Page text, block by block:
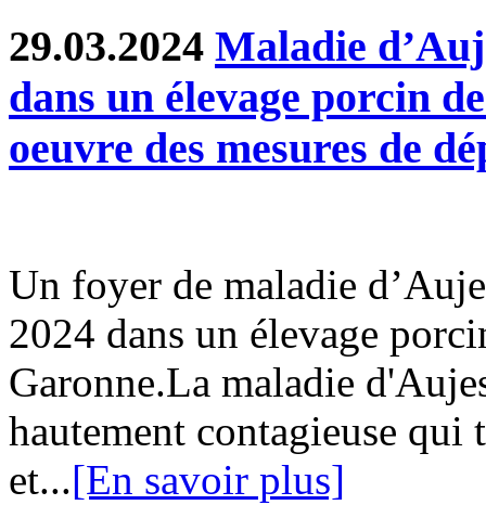
29.03.2024 Maladie
dans un élevage porcin
oeuvre des mesures de
Un foyer de maladie
2024 dans un élevage
Garonne.La maladie
hautement contagieuse qui
et...[En savoir plus]